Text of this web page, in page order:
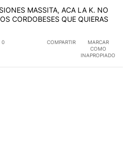
MASSITA, ACA LA K. NO
CORDOBESES QUE QUIERAS
0 COMPARTIR
MARCAR
COMO
INAPROPIADO